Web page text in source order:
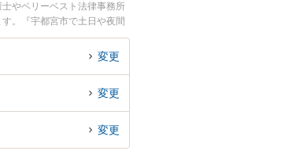
やベリーベスト法律事務所
。『宇都宮市で土日や夜間
索したい』『初回相談無料で
変更
変更
変更